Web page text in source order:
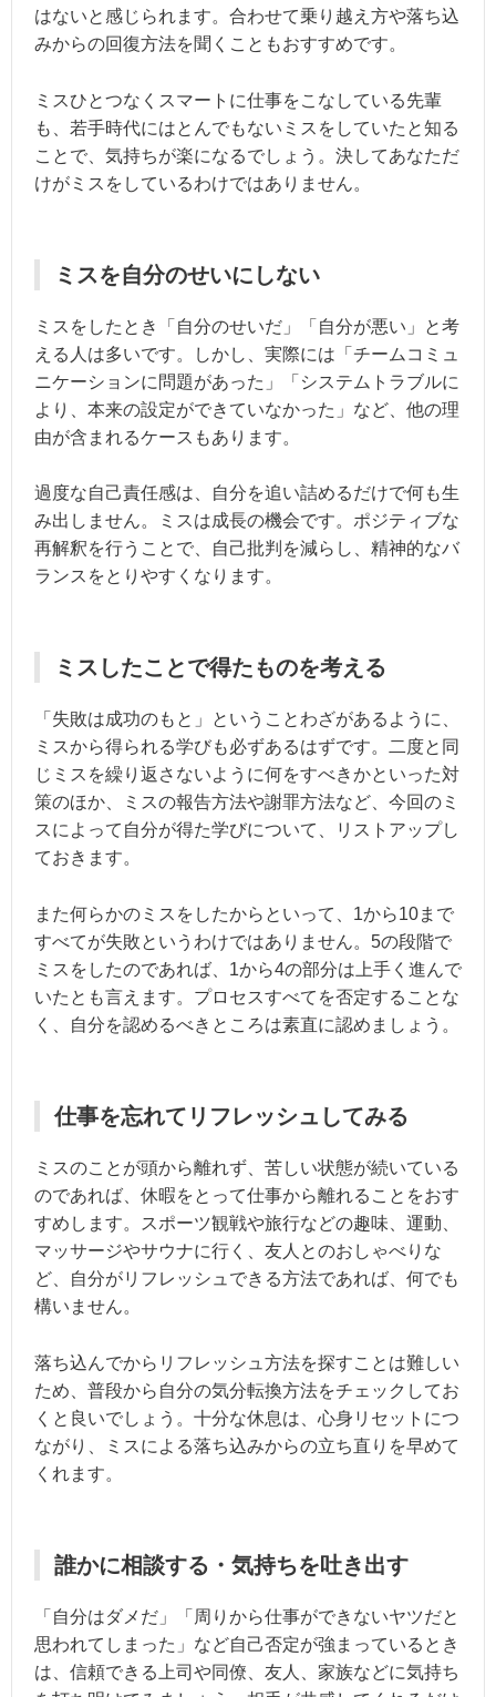
はないと感じられます。合わせて乗り越え方や落ち込
みからの回復方法を聞くこともおすすめです。
ミスひとつなくスマートに仕事をこなしている先輩
も、若手時代にはとんでもないミスをしていたと知る
ことで、気持ちが楽になるでしょう。決してあなただ
けがミスをしているわけではありません。
ミスを自分のせいにしない
ミスをしたとき「自分のせいだ」「自分が悪い」と考
える人は多いです。しかし、実際には「チームコミュ
ニケーションに問題があった」「システムトラブルに
より、本来の設定ができていなかった」など、他の理
由が含まれるケースもあります。
過度な自己責任感は、自分を追い詰めるだけで何も生
み出しません。ミスは成長の機会です。ポジティブな
再解釈を行うことで、自己批判を減らし、精神的なバ
ランスをとりやすくなります。
ミスしたことで得たものを考える
「失敗は成功のもと」ということわざがあるように、
ミスから得られる学びも必ずあるはずです。二度と同
じミスを繰り返さないように何をすべきかといった対
策のほか、ミスの報告方法や謝罪方法など、今回のミ
スによって自分が得た学びについて、リストアップし
ておきます。
また何らかのミスをしたからといって、1から10まで
すべてが失敗というわけではありません。5の段階で
ミスをしたのであれば、1から4の部分は上手く進んで
いたとも言えます。プロセスすべてを否定することな
く、自分を認めるべきところは素直に認めましょう。
仕事を忘れてリフレッシュしてみる
ミスのことが頭から離れず、苦しい状態が続いている
のであれば、休暇をとって仕事から離れることをおす
すめします。スポーツ観戦や旅行などの趣味、運動、
マッサージやサウナに行く、友人とのおしゃべりな
ど、自分がリフレッシュできる方法であれば、何でも
構いません。
落ち込んでからリフレッシュ方法を探すことは難しい
ため、普段から自分の気分転換方法をチェックしてお
くと良いでしょう。十分な休息は、心身リセットにつ
ながり、ミスによる落ち込みからの立ち直りを早めて
くれます。
誰かに相談する・気持ちを吐き出す
「自分はダメだ」「周りから仕事ができないヤツだと
思われてしまった」など自己否定が強まっているとき
は、信頼できる上司や同僚、友人、家族などに気持ち